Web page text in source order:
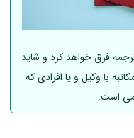
فرق خواهد کرد و شاید
با وکیل و یا افرادی که
است.